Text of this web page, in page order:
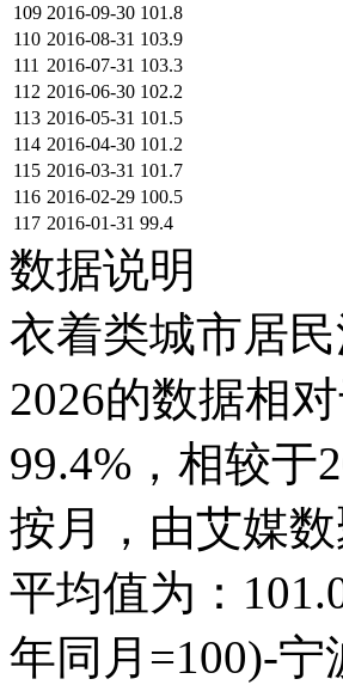
109 2016-09-30 101.8
110 2016-08-31 103.9
111 2016-07-31 103.3
112 2016-06-30 102.2
113 2016-05-31 101.5
114 2016-04-30 101.2
115 2016-03-31 101.7
116 2016-02-29 100.5
117 2016-01-31 99.4
数据说明
衣着类城市居
2026的数据相
99.4%，相较于
按月，由艾媒
平均值为：
年同月=100)-宁